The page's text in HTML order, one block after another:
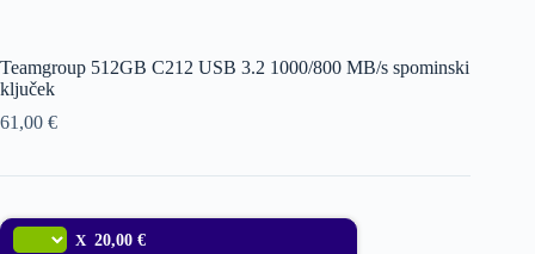
Teamgroup 512GB C212 USB 3.2 1000/800 MB/s spominski
ključek
61,00 €
X 20,00 €